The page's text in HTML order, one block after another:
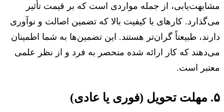
مشابهت‌یابی، از جمله مواردی است که بر قیمت تأثیر
می‌گذارد. کارهای با کیفیت بالا که تضمین اصالت و نوآوری
دارند، طبیعتاً گران‌تر هستند. این تضمین‌ها به شما اطمینان
می‌دهند که کار ارائه شده منحصر به فرد و از نظر علمی
معتبر است.
۵. مهلت تحویل (فوری یا عادی)